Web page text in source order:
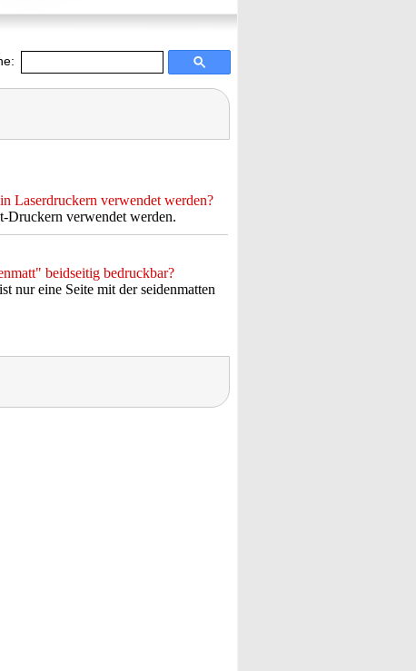
Laserdruckern verwendet werden?
Druckern verwendet werden.
beidseitig bedruckbar?
nur eine Seite mit der seidenmatten